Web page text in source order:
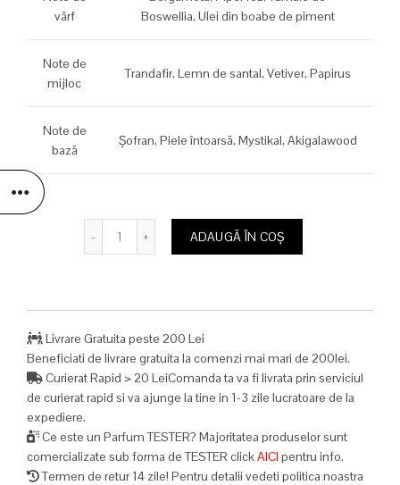
1.750,00 lei.
vârf
Boswellia, Ulei din boabe de piment
Note de
mijloc
Trandafir, Lemn de santal, Vetiver, Papirus
Note de
bază
Şofran, Piele întoarsă, Mystikal, Akigalawood
ADAUGĂ ÎN COȘ
Livrare Gratuita peste 200 Lei
Beneficiati de livrare gratuita la comenzi mai mari de 200lei.
Curierat Rapid > 20 LeiComanda ta va fi livrata prin serviciul
de curierat rapid si va ajunge la tine in 1-3 zile lucratoare de la
expediere.
Ce este un Parfum TESTER? Majoritatea produselor sunt
comercializate sub forma de TESTER clickAICI pentru info.
Termen de retur 14 zile! Pentru detalii vedeti politica noastra